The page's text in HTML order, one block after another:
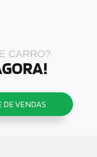
CARRO?
DE VENDAS